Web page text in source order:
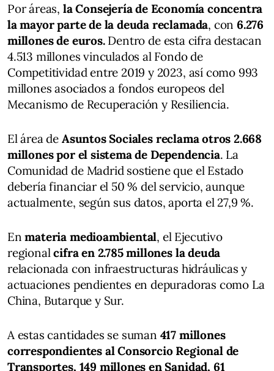
Por áreas, la Consejería de Economía concentra
la mayor parte de la deuda reclamada, con 6.276
millones de euros.Dentro de esta cifra destacan
4.513 millones vinculados al Fondo de
Competitividad entre 2019 y 2023, así como 993
millones asociados a fondos europeos del
Mecanismo de Recuperación y Resiliencia.
El área de Asuntos Sociales reclama otros 2.668
millones por el sistema de Dependencia. La
Comunidad de Madrid sostiene que el Estado
debería financiar el 50 % del servicio, aunque
actualmente, según sus datos, aporta el 27,9 %.
Enmateria medioambiental, el Ejecutivo
regionalcifra en 2.785 millones la deuda
relacionada con infraestructuras hidráulicas y
actuaciones pendientes en depuradoras como La
China, Butarque y Sur.
A estas cantidades se suman 417 millones
correspondientes al Consorcio Regional de
Transportes, 149 millones en Sanidad, 61